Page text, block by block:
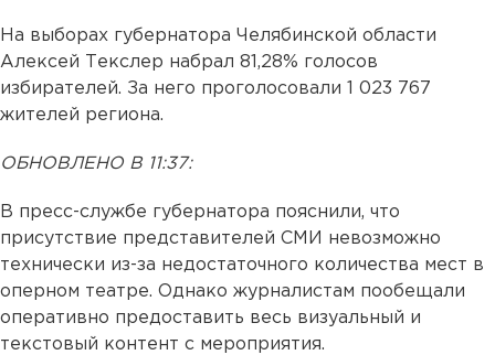
На выборах губернатора Челябинской области
Алексей Текслер набрал 81,28% голосов
избирателей. За него проголосовали 1 023 767
жителей региона.
ОБНОВЛЕНО В 11:37:
В пресс-службе губернатора пояснили, что
присутствие представителей СМИ невозможно
технически из-за недостаточного количества мест в
оперном театре. Однако журналистам пообещали
оперативно предоставить весь визуальный и
текстовый контент с мероприятия.